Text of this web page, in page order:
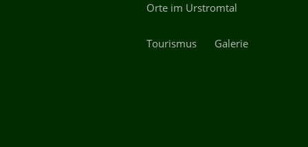
Orte im Urstromtal
Tourismus Galerie